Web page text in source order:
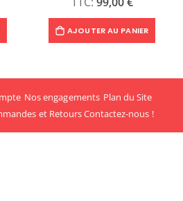
AJOUTER AU PANIER
Nos engagements Plan du Site
et RetoursContactez-nous !